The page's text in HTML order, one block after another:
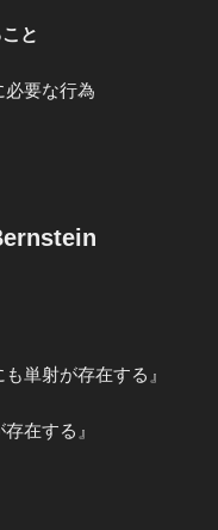
と
必要な行為
単射が存在する』
在する』